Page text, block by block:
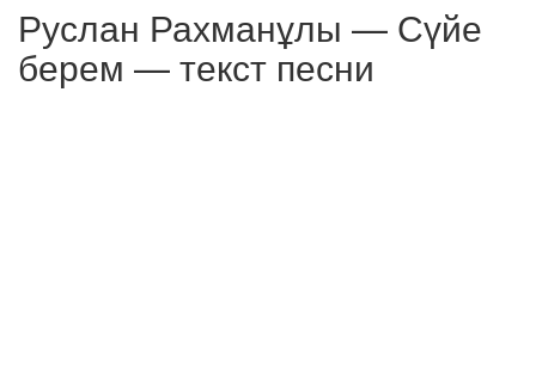
Руслан Рахманұлы — Сүйе
берем — текст песни